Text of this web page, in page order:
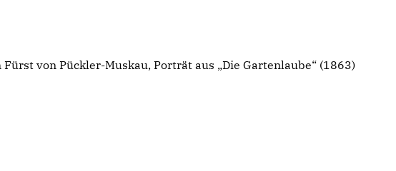
von Pückler-Muskau, Porträt aus „Die Gartenlaube“ (1863)